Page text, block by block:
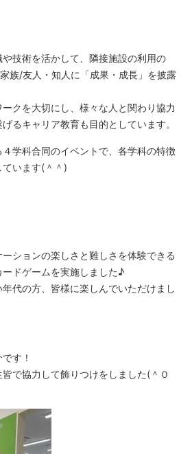
技術を活かして、隣接施設の利用の
族/友人・知人に「成果・成長」を披露
クを大切にし、様々な人と関わり協力
るキャリア教育も目的としています。
学科合同のイベントで、各学科の特徴
います(＾＾)
ションの楽しさと難しさを体験できる
ドゲームを実施しました♪
代の方、皆様に楽しんでいただけまし
す！
で協力して飾りつけをしました(＾０